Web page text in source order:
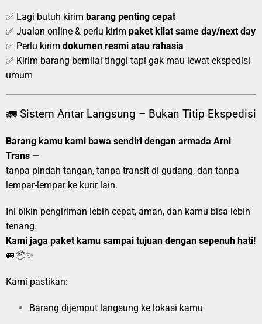
✅ Lagi butuh kirim barang penting cepat
✅ Jualan online & perlu kirim paket kilat same day/next day
✅ Perlu kirim dokumen resmi atau rahasia
✅ Kirim barang bernilai tinggi tapi gak mau lewat ekspedisi
umum
🚛 Sistem Antar Langsung – Bukan Titip Ekspedisi
Barang kamu kami bawa sendiri dengan armada Arni
Trans —
tanpa pindah tangan, tanpa transit di gudang, dan tanpa
lempar-lempar ke kurir lain.
Ini bikin pengiriman lebih cepat, aman, dan kamu bisa lebih
tenang.
Kami jaga paket kamu sampai tujuan dengan sepenuh hati!
🚐📦✨
Kami pastikan:
Barang dijemput langsung ke lokasi kamu